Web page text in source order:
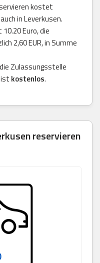
kostet
in Leverkusen.
Euro, die
2,60 EUR, in Summe
Zulassungsstelle
kostenlos.
reservieren